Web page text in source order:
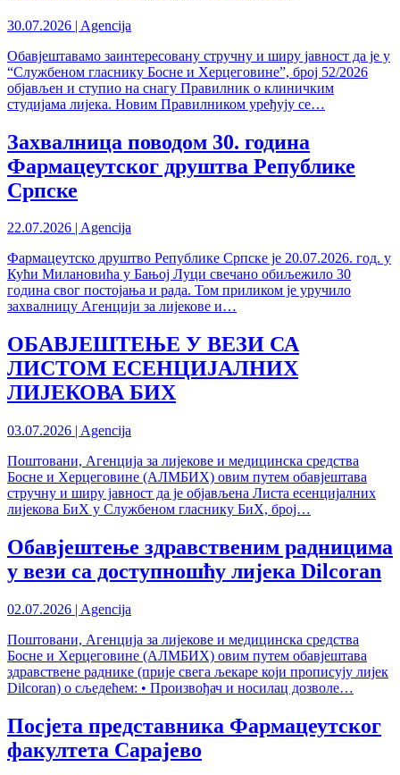
30.07.2026 | Agencija
Обавјештавамо заинтересовану стручну и ширу јавност да је у
“Службеном гласнику Босне и Херцеговине”, број 52/2026
објављен и ступио на снагу Правилник о клиничким
студијама лијека. Новим Правилником уређују се…
Захвалница поводом 30. година
Фармацеутског друштва Републике
Српске
22.07.2026 | Agencija
Фармацеутско друштво Републике Српске је 20.07.2026. год. у
Кући Милановића у Бањој Луци свечано обиљежило 30
година свог постојања и рада. Том приликом је уручило
захвалницу Агенцији за лијекове и…
ОБАВЈЕШТЕЊЕ У ВЕЗИ СА
ЛИСТОМ ЕСЕНЦИЈАЛНИХ
ЛИЈЕКОВА БИХ
03.07.2026 | Agencija
Поштовани, Агенција за лијекове и медицинска средства
Босне и Херцеговине (АЛМБИХ) овим путем обавјештава
стручну и ширу јавност да је објављена Листа есенцијалних
лијекова БиХ у Службеном гласнику БиХ, број…
Обавјештење здравственим радницима
у вези са доступношћу лијека Dilcoran
02.07.2026 | Agencija
Поштовани, Агенција за лијекове и медицинска средства
Босне и Херцеговине (АЛМБИХ) овим путем обавјештава
здравствене раднике (прије свега љекаре који прописују лијек
Dilcoran) о сљедећем: • Произвођач и носилац дозволе…
Посјета представника Фармацеутског
факултета Сарајево